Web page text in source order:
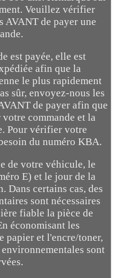
Veuillez vérifier
AVANT de payer une
est payée, elle est
afin que la
le plus rapidement
sûr, envoyez-nous les
de payer afin que
commande et la
Pour vérifier votre
du numéro KBA.
de votre véhicule, le
E) et le jour de la
Dans certains cas, des
sont nécessaires
fiable la pièce de
économisant les
papier et l'encre/toner,
sont